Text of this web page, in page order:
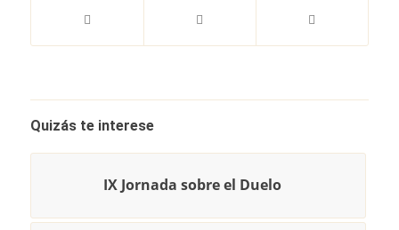
Quizás te interese
IX Jornada sobre el Duelo